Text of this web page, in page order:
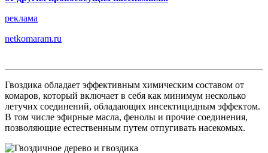
реклама
netkomaram.ru
Гвоздика обладает эффективным химическим составом от
комаров, который включает в себя как минимум несколько
летучих соединений, обладающих инсектицидным эффектом.
В том числе эфирные масла, фенолы и прочие соединения,
позволяющие естественным путем отпугивать насекомых.